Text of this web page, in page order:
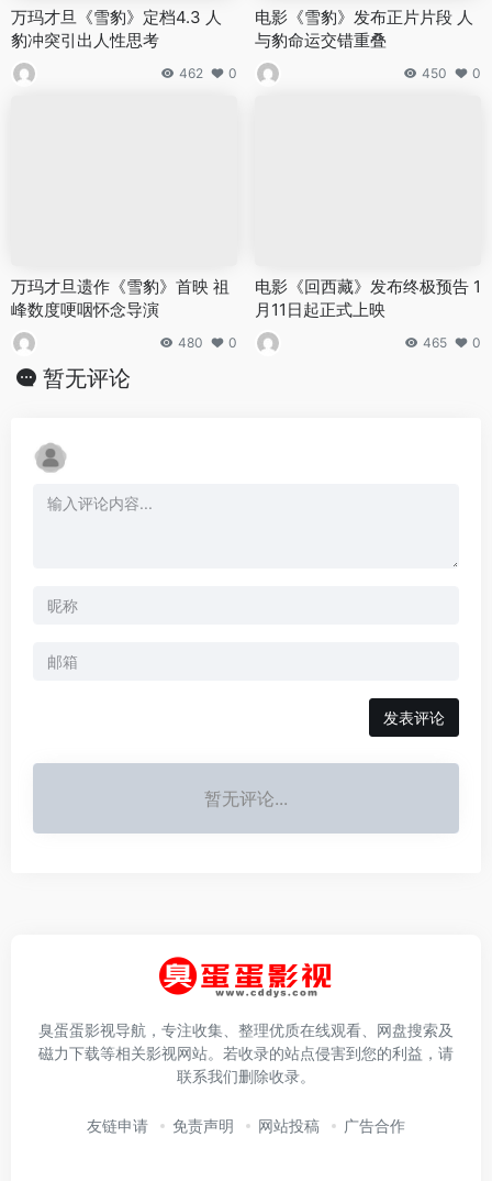
万玛才旦《雪豹》定档4.3 人
豹冲突引出人性思考
462 0
电影《雪豹》发布正片片段 人
与豹命运交错重叠
450 0
万玛才旦遗作《雪豹》首映 祖
峰数度哽咽怀念导演
480 0
电影《回西藏》发布终极预告 1
月11日起正式上映
465 0
暂无评论
发表评论
暂无评论...
臭蛋蛋影视导航，专注收集、整理优质在线观看、网盘搜索及
磁力下载等相关影视网站。若收录的站点侵害到您的利益，请
联系我们删除收录。
友链申请 免责声明 网站投稿 广告合作